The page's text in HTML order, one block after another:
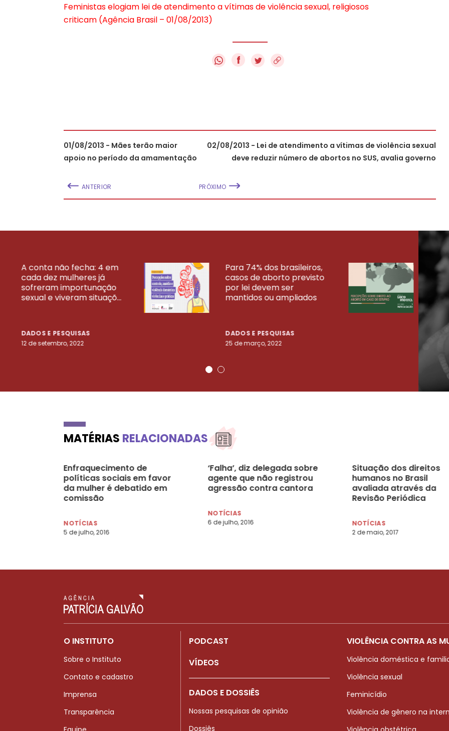
Feministas elogiam lei de atendimento a vítimas de violência sexual, religiosos
criticam (Agência Brasil – 01/08/2013)
f
01/08/2013 - Mães terão maior
apoio no período da amamentação
ANTERIOR
02/08/2013 - Lei de atendimento a vítimas de violência sexual
deve reduzir número de abortos no SUS, avalia governo
PRÓXIMO
A conta não fecha: 4 em
cada dez mulheres já
sofreram importunação
sexual e viveram situaçõ...
DADOS E PESQUISAS
12 de setembro, 2022
Para 74% dos brasileiros,
casos de aborto previsto
por lei devem ser
mantidos ou ampliados
DADOS E PESQUISAS
25 de março, 2022
23
VEJA MAIS PESQUISAS
MATÉRIAS RELACIONADAS
Enfraquecimento de
políticas sociais em favor
da mulher é debatido em
comissão
NOTÍCIAS
5 de julho, 2016
‘Falha’, diz delegada sobre
agente que não registrou
agressão contra cantora
NOTÍCIAS
6 de julho, 2016
Situação dos direitos
humanos no Brasil
avaliada através da
Revisão Periódica
NOTÍCIAS
2 de maio, 2017
O INSTITUTO
Sobre o Instituto
Contato e cadastro
Imprensa
Transparência
PODCAST
VÍDEOS
DADOS E DOSSIÊS
Nossas pesquisas de opinião
Dossiês
VIOLÊNCIA CONTRA AS
Violência doméstica e
Violência sexual
Feminicídio
Violência de gênero na